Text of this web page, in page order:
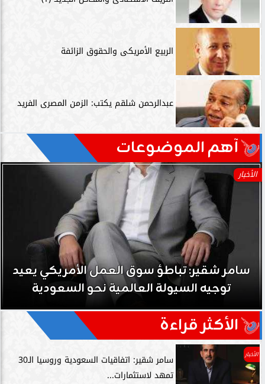
الربيع الأمريكى والحقوق الزائفة
عبدالرحمن شلقم يكتب: الزمن المصرى الفريد
آهم الموضوعات
الأخبار
سامر شقير: نمو صناديق الاستثمار الخاصة دليل
حي على نجاح رؤية 2030...
الأكثر قراءة
الأخبار
سامر شقير: اتفاقيات السعودية وروسيا الـ30
تمهد لاستثمارات...